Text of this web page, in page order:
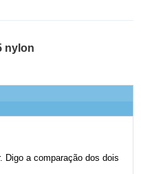
nylon
Digo a comparação dos dois